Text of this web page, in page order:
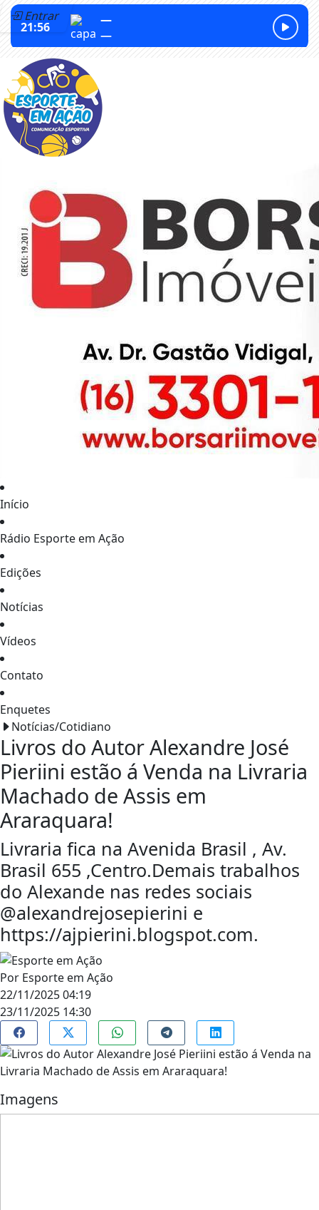
Entrar
Início
Rádio Esporte em Ação
Edições
Notícias
Vídeos
Contato
Enquetes
Notícias/Cotidiano
Livros do Autor Alexandre José
Pieriini estão á Venda na Livraria
Machado de Assis em
Araraquara!
Livraria fica na Avenida Brasil , Av.
Brasil 655 ,Centro.Demais trabalhos
do Alexande nas redes sociais
@alexandrejosepierini e
https://ajpierini.blogspot.com.
Por Esporte em Ação
22/11/2025 04:19
23/11/2025 14:30
Imagens